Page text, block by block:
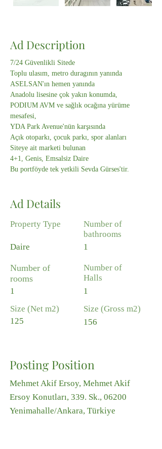
Ad Description
7/24 Güvenlikli Sitede
Toplu ulasım, metro duragının yanında
ASELSAN'ın hemen yanında
Anadolu lisesine çok yakın konumda,
PODIUM AVM ve sağlık ocağına yürüme
mesafesi,
YDA Park Avenue'nün karşısında
Açık otoparkı, çocuk parkı, spor alanları
Siteye ait marketi bulunan
4+1, Genis, Emsalsiz Daire
Bu portföyde tek yetkili Sevda Gürses'tir.
Ad Details
Property Type
Daire
Number of
rooms
1
Size (Net m2)
125
Number of
bathrooms
1
Number of
Halls
1
Size (Gross m2)
156
Posting Position
Mehmet Akif Ersoy, Mehmet Akif
Ersoy Konutları, 339. Sk., 06200
Yenimahalle/Ankara, Türkiye